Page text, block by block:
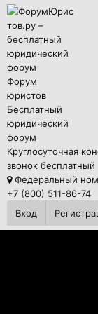
Форум
юристов
Бесплатный
юридический
форум
Круглосуточная
звонок бесплатный
Федеральный
+7 (800) 511-86-74
Вход